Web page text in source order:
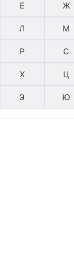
Е Ж
Л М
Р С
Х Ц
Э Ю